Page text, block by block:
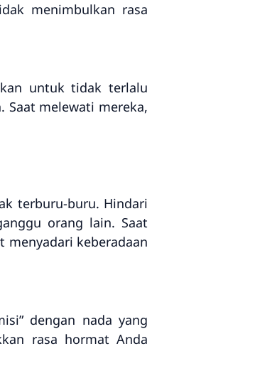
menimbulkan rasa
untuk tidak terlalu
Saat melewati mereka,
terburu-buru. Hindari
orang lain. Saat
menyadari keberadaan
dengan nada yang
rasa hormat Anda